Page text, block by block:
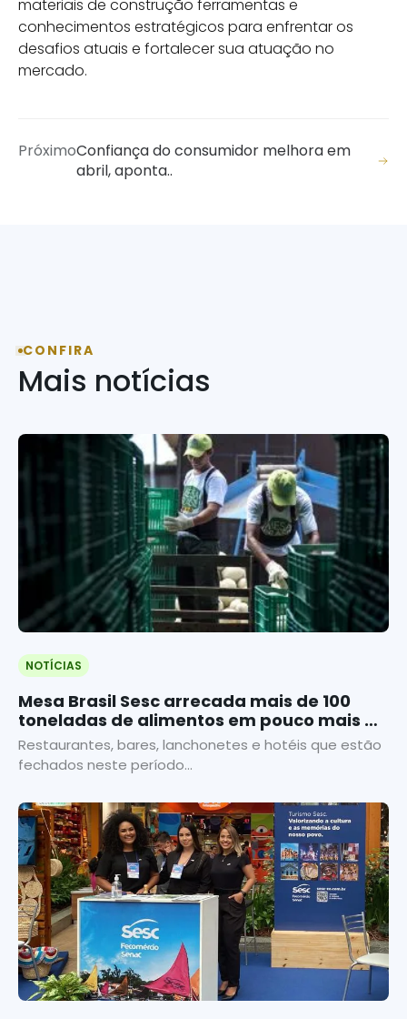
materiais de construção ferramentas e
conhecimentos estratégicos para enfrentar os
desafios atuais e fortalecer sua atuação no
mercado.
PróximoConfiança do consumidor melhora em
abril, aponta..
CONFIRA
Mais notícias
NOTÍCIAS
Mesa Brasil Sesc arrecada mais de 100
toneladas de alimentos em pouco mais de
duas semanas
Restaurantes, bares, lanchonetes e hotéis que estão
fechados neste período...